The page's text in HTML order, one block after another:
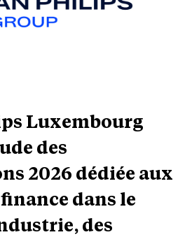
Luxembourg
des
2026 dédiée aux
dans le
des